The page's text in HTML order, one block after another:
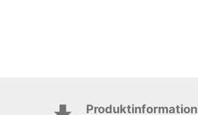
Produktinformation